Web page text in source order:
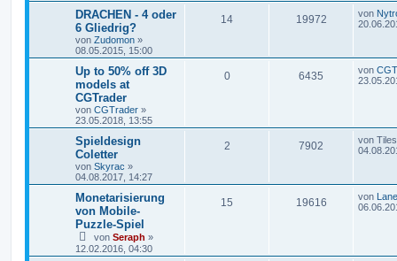
DRACHEN - 4 oder
6 Gliedrig?
von Zudomon »
08.05.2015, 15:00
14 19972 von
Up to 50% off 3D
models at
CGTrader
von CGTrader »
23.05.2018, 13:55
0 6435 von
Spieldesign
Coletter
von Skyrac »
04.08.2017, 14:27
2 7902 von Tiles
Monetarisierung
von Mobile-
Puzzle-Spiel
von Seraph »
12.02.2016, 04:30
15 19616 von